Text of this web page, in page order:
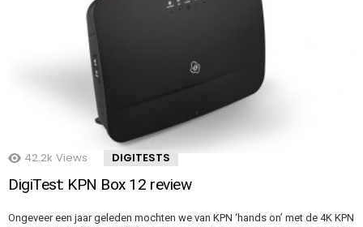
42.2k Views DIGITESTS
DigiTest: KPN Box 12 review
Ongeveer een jaar geleden mochten we van KPN ‘hands on’ met de 4K KPN